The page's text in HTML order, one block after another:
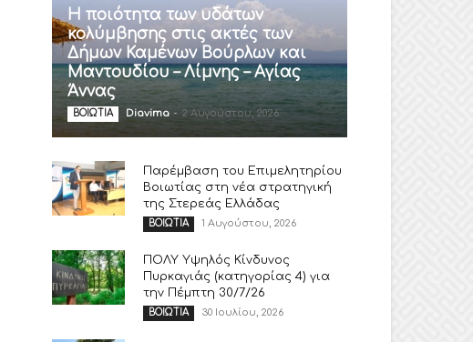
Η ποιότητα των υδάτων
κολύμβησης στις ακτές των
Δήμων Καμένων Βούρλων και
Μαντουδίου – Λίμνης – Αγίας
Άννας
ΒΟΙΩΤΙΑ Diavima - 2 Αυγούστου, 2026
Παρέμβαση του Επιμελητηρίου
Βοιωτίας στη νέα στρατηγική
της Στερεάς Ελλάδας
ΒΟΙΩΤΙΑ 1 Αυγούστου, 2026
ΠΟΛΥ Υψηλός Κίνδυνος
Πυρκαγιάς (κατηγορίας 4) για
την Πέμπτη 30/7/26
ΒΟΙΩΤΙΑ 30 Ιουλίου, 2026